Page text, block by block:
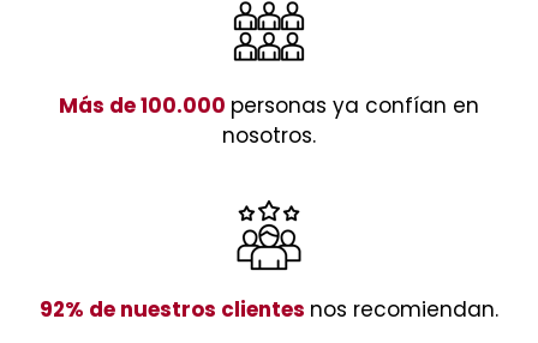
Más de 100.000 personas ya confían en
nosotros.
92% de nuestros clientes nos recomiendan.